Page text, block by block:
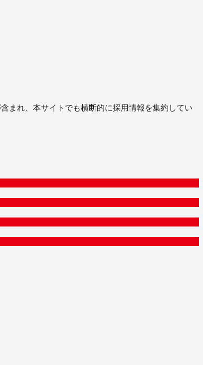
まれ、本サイトでも横断的に採用情報を集約してい